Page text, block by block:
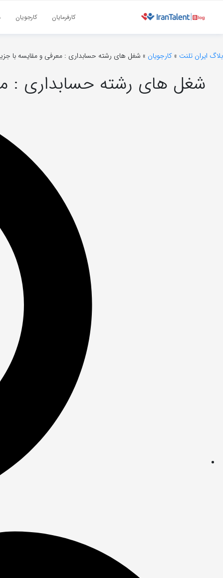
کارفرمایان کارجویان
بلاگ ایران تلنت » کارجویان » شغل های رشته حسابداری : معرفی و مقایسه با
شغل های رشته حسابداری :